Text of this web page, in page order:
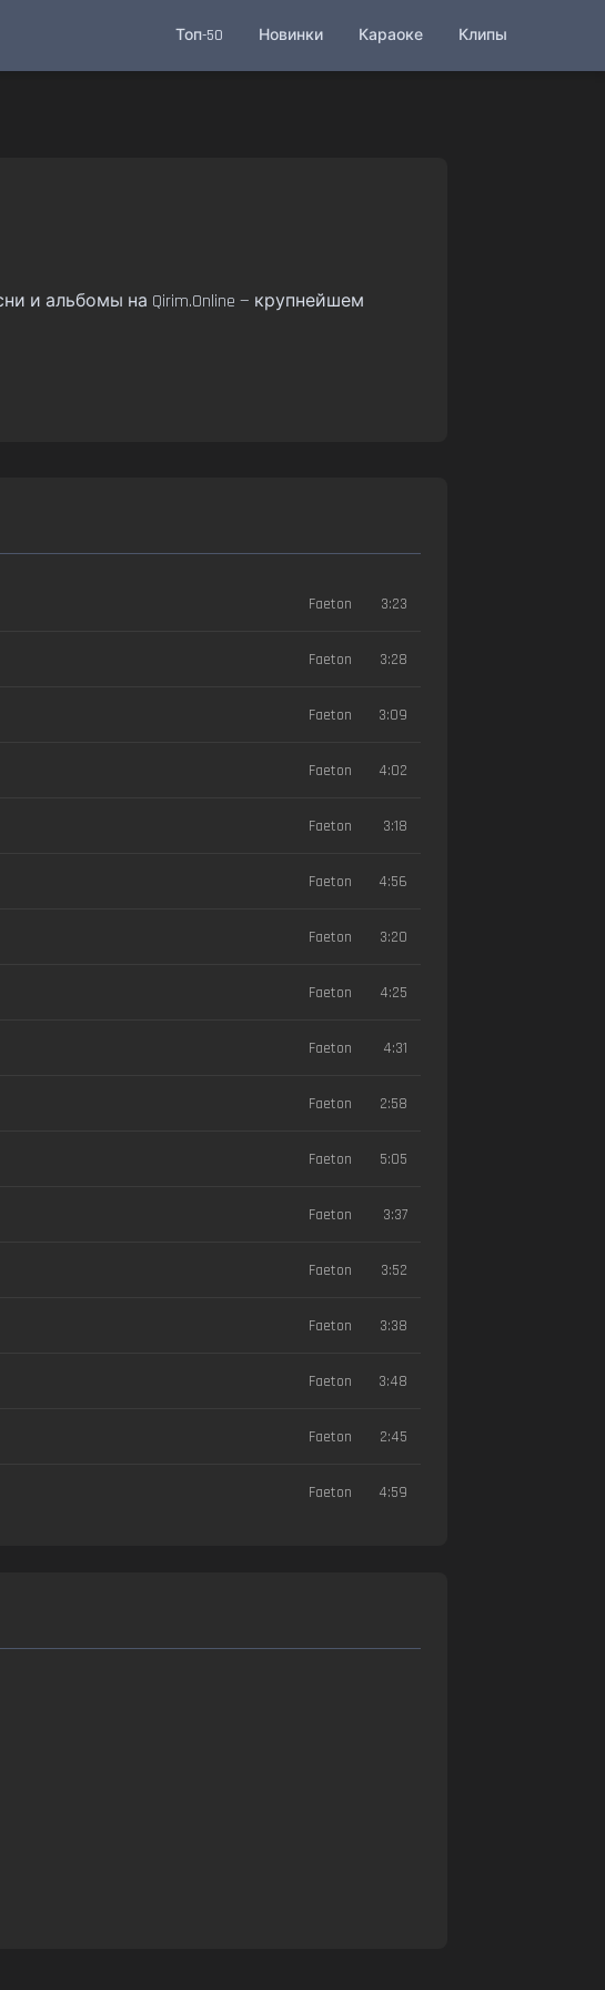
Топ-50 Новинки Караоке Клипы
и альбомы на Qirim.Online — крупнейшем
Faeton 3:23
Faeton 3:28
Faeton 3:09
Faeton 4:02
Faeton 3:18
Faeton 4:56
Faeton 3:20
Faeton 4:25
Faeton 4:31
Faeton 2:58
Faeton 5:05
Faeton 3:37
Faeton 3:52
Faeton 3:38
Faeton 3:48
Faeton 2:45
Faeton 4:59